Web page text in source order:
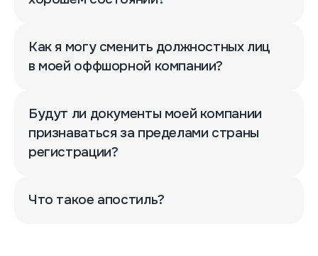
Как я могу сменить должностных лиц
в моей оффшорной компании?
Будут ли документы моей компании
признаваться за пределами страны
регистрации?
Что такое апостиль?